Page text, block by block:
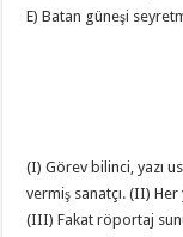
E) Batan güneşi
(I) Görev bilinci, yazı
vermiş sanatçı. (II) Her
(III) Fakat röportaj